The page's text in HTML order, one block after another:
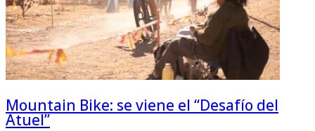
Mountain Bike: se viene el “Desafío del
Atuel”